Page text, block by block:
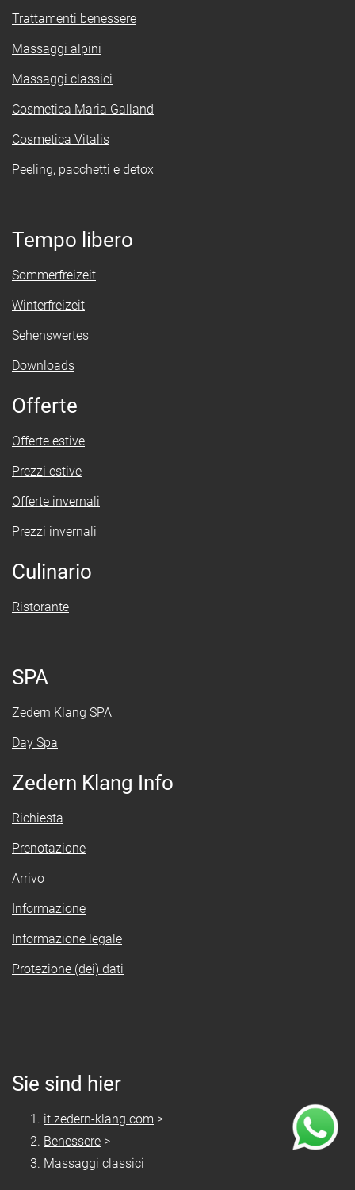
Trattamenti benessere
Massaggi alpini
Massaggi classici
Cosmetica Maria Galland
Cosmetica Vitalis
Peeling, pacchetti e detox
Tempo libero
Sommerfreizeit
Winterfreizeit
Sehenswertes
Downloads
Offerte
Offerte estive
Prezzi estive
Offerte invernali
Prezzi invernali
Culinario
Ristorante
SPA
Zedern Klang SPA
Day Spa
Zedern Klang Info
Richiesta
Prenotazione
Arrivo
Informazione
Informazione legale
Protezione (dei) dati
Sie sind hier
it.zedern-klang.com >
Benessere >
Massaggi classici